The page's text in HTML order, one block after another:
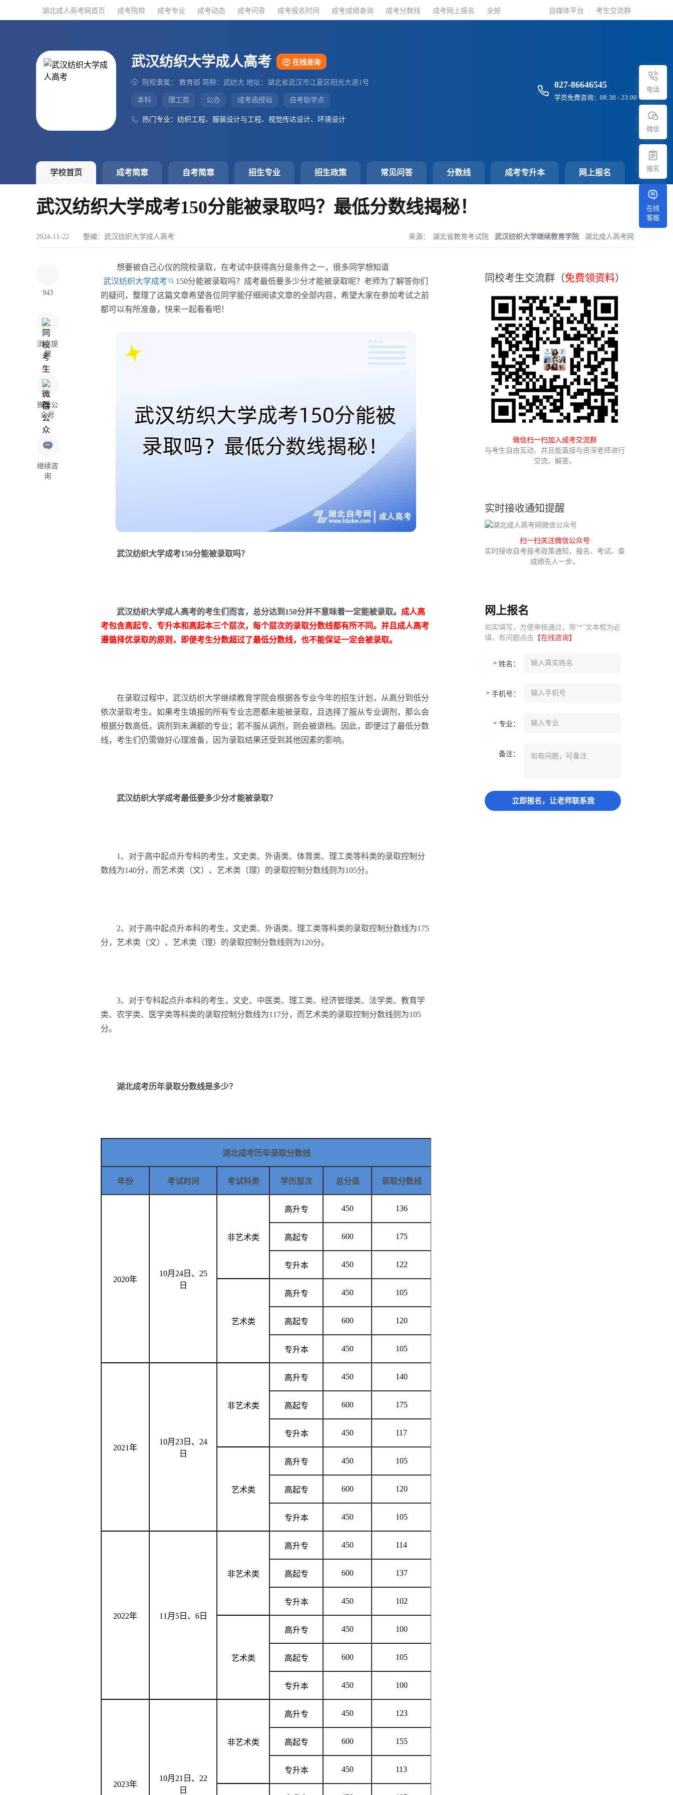
湖北成人高考网首页 成考院校 成考专业 成考动态 成考问答 成考报名时间 成考成绩查询 成考分数线 成考网上报名 全部 自媒体平台 考生交流群
武汉纺织大学成人高考 在线咨询
院校隶属： 教育部 简称：武纺大 地址：湖北省武汉市江夏区阳光大道1号
本科 理工类 公办 成考函授站 自考助学点
热门专业：纺织工程、服装设计与工程、视觉传达设计、环境设计
027-86646545
学员免费咨询：08:30 - 23:00
学校首页 成考简章 自考简章 招生专业 招生政策 常见问答 分数线 成考专升本 网上报名
电话
微信
报名
在线
客服
武汉纺织大学成考150分能被录取吗？最低分数线揭秘！
2024-11-22 整编： 武汉纺织大学成人高考 来源： 湖北省教育考试院 武汉纺织大学继续教育学院 湖北成人高考网
943
消息提
醒
微信公
众号
继续咨
询
想要被自己心仪的院校录取，在考试中获得高分是条件之一，很多同学想知道
武汉纺织大学成考
150分能被录取吗？成考最低要多少分才能被录取呢？老师为了解答你们
的疑问，整理了这篇文章希望各位同学能仔细阅读文章的全部内容，希望大家在参加考试之前
都可以有所准备，快来一起看看吧！
武汉纺织大学成考150分能被录取吗？
武汉纺织大学成人高考的考生们而言，总分达到150分并不意味着一定能被录取。 成人高
考包含高起专、专升本和高起本三个层次，每个层次的录取分数线都有所不同。并且成人高考
遵循择优录取的原则，即便考生分数超过了最低分数线，也不能保证一定会被录取。
在录取过程中，武汉纺织大学继续教育学院会根据各专业今年的招生计划，从高分到低分
依次录取考生。如果考生填报的所有专业志愿都未能被录取，且选择了服从专业调剂，那么会
根据分数高低，调剂到未满额的专业；若不服从调剂，则会被退档。因此，即便过了最低分数
线，考生们仍需做好心理准备，因为录取结果还受到其他因素的影响。
武汉纺织大学成考最低要多少分才能被录取？
1、对于高中起点升专科的考生，文史类、外语类、体育类、理工类等科类的录取控制分
数线为140分，而艺术类（文）、艺术类（理）的录取控制分数线则为105分。
2、对于高中起点升本科的考生，文史类、外语类、理工类等科类的录取控制分数线为175
分，艺术类（文）、艺术类（理）的录取控制分数线则为120分。
3、对于专科起点升本科的考生，文史、中医类、理工类、经济管理类、法学类、教育学
类、农学类、医学类等科类的录取控制分数线为117分，而艺术类的录取控制分数线则为105
分。
湖北成考历年录取分数线是多少？
湖北成考历年录取分数线
年份 考试时间 考试科类 学历层次 总分值 录取分数线
2020年
10月 24日、 25
日
非艺术类
高升专 450 136
高起专 600 175
专升本 450 122
艺术类
高升专 450 105
高起专 600 120
专升本 450 105
2021年
10月 23日、 24
日
非艺术类
高升专 450 140
高起专 600 175
专升本 450 117
艺术类
高升专 450 105
高起专 600 120
专升本 450 105
2022年 11 月 5日、 6日
非艺术类
高升专 450 114
高起专 600 137
专升本 450 102
艺术类
高升专 450 100
高起专 600 105
专升本 450 100
2023年
10月 21 日、 22
日
非艺术类
高升专 450 123
高起专 600 155
专升本 450 113
同校考生交流群（免费领资料）
微信扫一扫加入成考交流群
与考生自由互动、并且能直接与资深老师进行
交流、解答。
湖北成人高考网首页 成考院校 成考专业 成考动态 成考问答 成考报名时间 成考成绩查询 成考分数线 成考网上报名 全部 自媒体平台 考生交流群
实时接收通知提醒
扫一扫关注微信公众号
实时接收自考报考政策通知，报名、考试、查
成绩先人一步。
网上报名
如实填写，方便审核通过，带“*”文本框为必
填，有问题点击 【在线咨询】
* 姓名：
* 手机号：
* 专业：
备注：